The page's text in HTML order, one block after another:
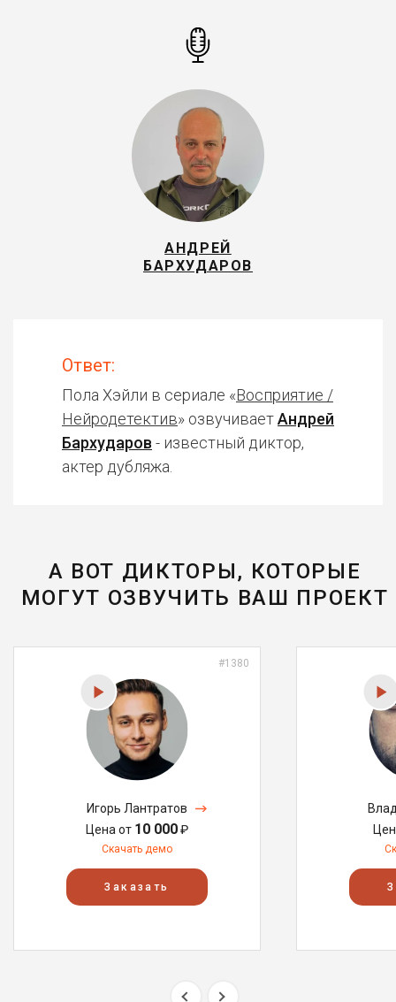
АНДРЕЙ
БАРХУДАРОВ
Ответ:
Пола Хэйли в сериале «Восприятие /
Нейродетектив» озвучиваетАндрей
Бархударов - известный диктор,
актер дубляжа.
А ВОТ ДИКТОРЫ, КОТОРЫЕ
МОГУТ ОЗВУЧИТЬ ВАШ ПРОЕКТ
#1380
Игорь Лантратов
Цена от 10 000₽
Скачать демо
Заказать